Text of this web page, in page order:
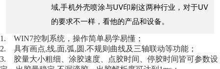
域,手机外壳喷涂与UV印刷这两种行业，对于UV
的要求不一样，看他的产品和设备。
1. WIN7控制系统，操作简单易学易懂；
2. 具有画点,线,面,弧,圆.不规则曲线及三轴联动等功能；
3. 胶量大小粗细、涂胶速度、点胶时间、停胶时间皆可参数设